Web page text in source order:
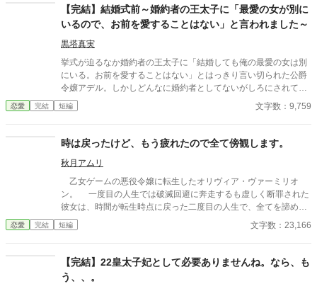
【完結】結婚式前～婚約者の王太子に「最愛の女が別に
いるので、お前を愛することはない」と言われました～
黒塔真実
挙式が迫るなか婚約者の王太子に「結婚しても俺の最愛の女は別
にいる。お前を愛することはない」とはっきり言い切られた公爵
令嬢アデル。しかしどんなに婚約者としてないがしろにされても
女性としての誇りを傷つけられても彼女は平気だった。なぜなら
大切な「心の拠り所」があるから……。しかし、王立学園の卒業
を受けるのだった―― ※神視点。■なろうにも別タイトルで重
複投稿←【ジャンル日間4位】。
恋愛 完結 短編 文字数：9,759
時は戻ったけど、もう疲れたので全て傍観します。
秋月アムリ
乙女ゲームの悪役令嬢に転生したオリヴィア・ヴァーミリオ
ン。 一度目の人生では破滅回避に奔走するも虚しく断罪された
彼女は、時間が転生時点に戻った二度目の人生で、全てを諦めて
いた。 もう疲れた。どうせ無駄なら、せめて断罪の日まで穏や
かに眠って過ごしたい──そう願い、積極的に引きこもり傍観を決
者・セドリック王子が、なぜか彼女に献身的な優しさを見せ、
「今度こそ、私が君を守る」と誓うのだ。 運命に抗う気力さえ
失った令嬢が、思いがけない波乱に巻き込まれていく。全てを諦
恋愛 完結 短編 文字数：23,166
【完結】22皇太子妃として必要ありませんね。なら、も
う、、。